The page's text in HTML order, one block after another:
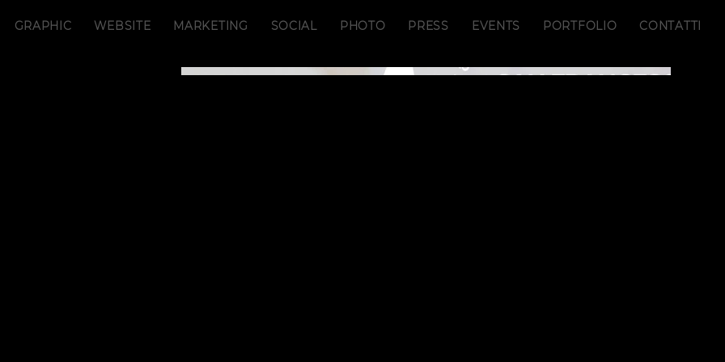
GRAPHIC WEBSITE MARKETING SOCIAL PHOTO PRESS EVENTS PORTFOLIO CONTATTI